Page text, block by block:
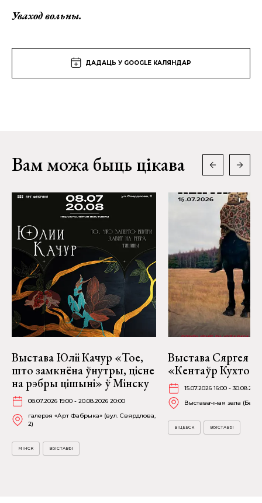
Уваход вольны.
ДАДАЦЬ У GOOGLE КАЛЯНДАР
Вам можа быць цікава
Выстава Юліі Качур «Тое,
што замкнёна ўнутры, цісне
на рэбры цішыні» ў Мінску
08.07.2026 19:00 - 20.08.2026 20:00
галерэя «Арт Фабрыка» (вул. Свярдлова,
2)
МІНСК ВЫСТАВЫ
Выстава Сяргея
«Кентаўр Кухто»
15.07.2026 16:00 -
Выставачная зала
ВІЦЕБСК ВЫСТАВЫ